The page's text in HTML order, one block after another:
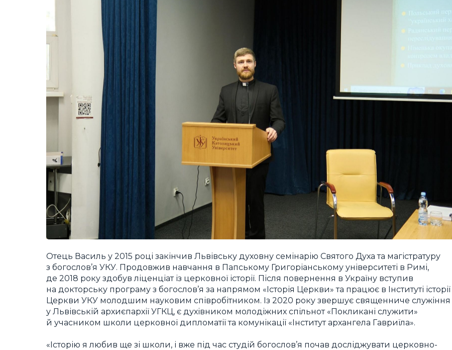
Отець Василь у 2015 році закінчив Львівську духовну семінарію Святого Духа та магістратуру
з богослов’я УКУ. Продовжив навчання в Папському Григоріанському університеті в Римі,
де 2018 року здобув ліценціат із церковної історії. Після повернення в Україну вступив
на докторську програму з богослов’я за напрямом «Історія Церкви» та працює в Інституті історії
Церкви УКУ молодшим науковим співробітником. Із 2020 року звершує священниче служіння
у Львівській архиєпархії УГКЦ, є духівником молодіжних спільнот «Покликані служити»
й учасником школи церковної дипломатії та комунікації «Інститут архангела Гавриїла».
«Історію я любив ще зі школи, і вже під час студій богослов’я почав досліджувати церковно-